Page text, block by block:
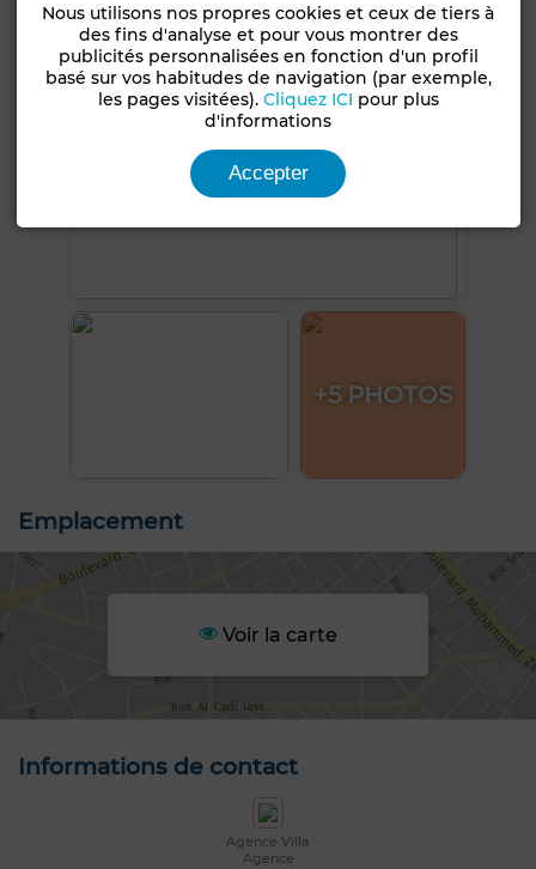
+5 PHOTOS
Emplacement
Voir la carte
Informations de contact
Agence Villa
Agence
Nous utilisons nos propres cookies et ceux de tiers à
des fins d'analyse et pour vous montrer des
publicités personnalisées en fonction d'un profil
basé sur vos habitudes de navigation (par exemple,
les pages visitées). Cliquez ICI pour plus
d'informations
Accepter